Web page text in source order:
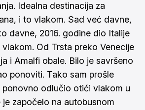
Idealna destinacija za
i to vlakom. Sad već davne,
davne, 2016. godine dio Italije
Od Trsta preko Venecije
i Amalfi obale. Bilo je savršeno
ponoviti. Tako sam prošle
ponovno odlučio otići vlakom u
je započelo na autobusnom